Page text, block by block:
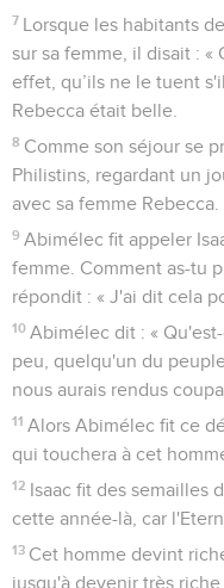
7 Lorsque les habitants
sur sa femme, il disait : «
effet, qu’ils ne le tuent
Rebecca était belle.
8 Comme son séjour se
Philistins, regardant un
avec sa femme Rebecca.
9 Abimélec fit appeler
femme. Comment as-tu
répondit : « J'ai dit cela
10 Abimélec dit : «
peu, quelqu'un du
nous aurais rendus
11 Alors Abimélec fit ce
qui touchera à cet
12 Isaac fit des semailles
cette année-là, car
13 Cet homme devint
jusqu'à devenir très riche.